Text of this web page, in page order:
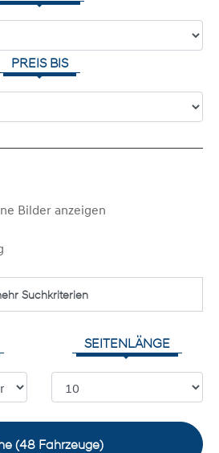
PREIS BIS
Bilder anzeigen
Suchkriterien
SEITENLÄNGE
(48Fahrzeuge)